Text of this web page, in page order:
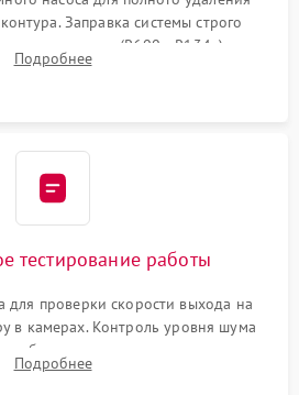
Заправка системы строго
хладагента (R600a, R134a) по
рабочего давления в системе.
Подробнее
тестирование работы
для проверки скорости выхода на
в камерах. Контроль уровня шума
обмерзания стенок и корректного
автоматической оттайки.
Подробнее